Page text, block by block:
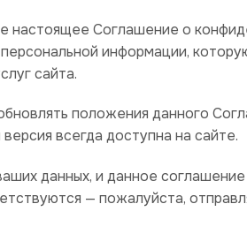
настоящее Соглашение о
информации,
сайта.
положения данного
всегда доступна на сайте.
данных, и данное
— пожалуйста,